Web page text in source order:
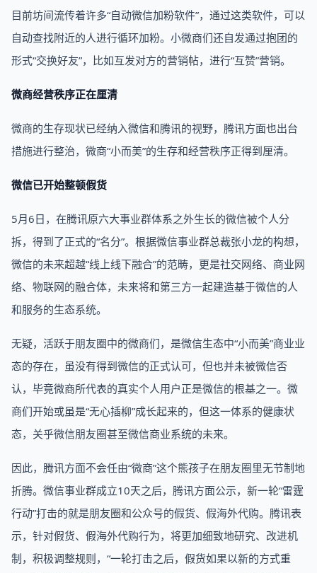
目前坊间流传着许多“自动微信加粉软件”，通过这类软件，可以
自动查找附近的人进行循环加粉。小微商们还自发通过抱团的
形式“交换好友”，比如互发对方的营销帖，进行“互赞”营销。
微商经营秩序正在厘清
微商的生存现状已经纳入微信和腾讯的视野，腾讯方面也出台
措施进行整治，微商“小而美”的生存和经营秩序正得到厘清。
微信已开始整顿假货
5月6日，在腾讯原六大事业群体系之外生长的微信被个人分
拆，得到了正式的“名分”。根据微信事业群总裁张小龙的构想，
微信的未来超越“线上线下融合”的范畴，更是社交网络、商业网
络、物联网的融合体，未来将和第三方一起建造基于微信的人
和服务的生态系统。
无疑，活跃于朋友圈中的微商们，是微信生态中“小而美”商业业
态的存在，虽没有得到微信的正式认可，但也并未被微信否
认，毕竟微商所代表的真实个人用户正是微信的根基之一。微
商们开始或虽是“无心插柳”成长起来的，但这一体系的健康状
态，关乎微信朋友圈甚至微信商业系统的未来。
因此，腾讯方面不会任由“微商”这个熊孩子在朋友圈里无节制地
折腾。微信事业群成立10天之后，腾讯方面公示，新一轮“雷霆
行动”打击的就是朋友圈和公众号的假货、假海外代购。腾讯表
示，针对假货、假海外代购行为，将更加细致地研究、改进机
制，积极调整规则，“一轮打击之后，假货如果以新的方式重